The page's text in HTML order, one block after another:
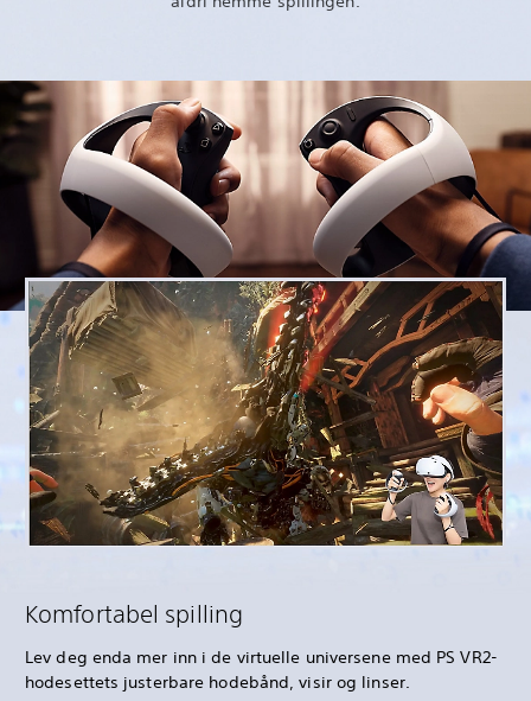
Komfortabel spilling
Lev deg enda mer inn i de virtuelle universene med PS VR2-
hodesettets justerbare hodebånd, visir og linser.